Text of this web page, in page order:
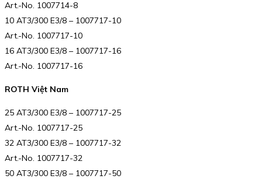
Art.-No. 1007714-8
10 AT3/300 E3/8 – 1007717-10
Art.-No. 1007717-10
16 AT3/300 E3/8 – 1007717-16
Art.-No. 1007717-16
ROTH Việt Nam
25 AT3/300 E3/8 – 1007717-25
Art.-No. 1007717-25
32 AT3/300 E3/8 – 1007717-32
Art.-No. 1007717-32
50 AT3/300 E3/8 – 1007717-50